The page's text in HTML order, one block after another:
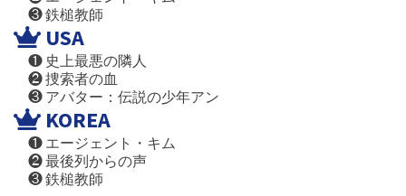
❸ 鉄槌教師
USA
❶ 史上最悪の隣人
❷ 捜索者の血
❸ アバター：伝説の少年アン
KOREA
❶ エージェント・キム
❷ 最後列からの声
❸ 鉄槌教師